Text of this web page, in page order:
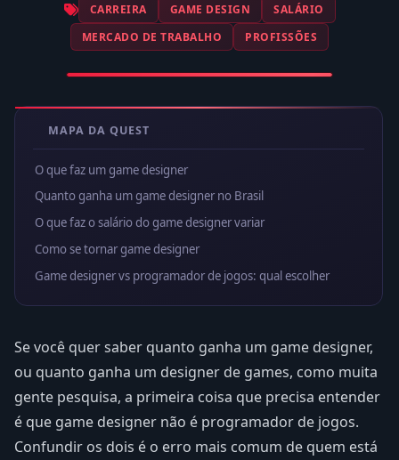
CARREIRA GAME DESIGN
SALÁRIO
MERCADO DE TRABALHO
PROFISSÕES
MAPA DA QUEST
O que faz um game designer
Quanto ganha um game designer no Brasil
O que faz o salário do game designer variar
Como se tornar game designer
Game designer vs programador de jogos: qual escolher
Se você quer saber quanto ganha um game designer,
ou quanto ganha um designer de games, como muita
gente pesquisa, a primeira coisa que precisa entender
é que game designer não é programador de jogos.
Confundir os dois é o erro mais comum de quem está